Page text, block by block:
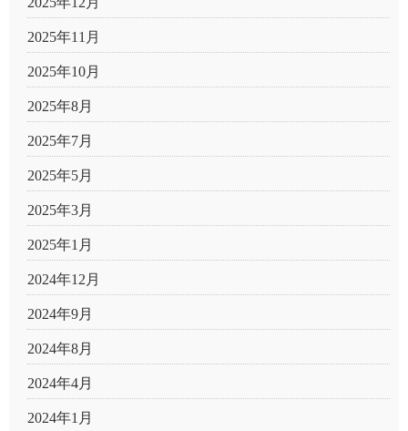
2025年11月
2025年10月
2025年8月
2025年7月
2025年5月
2025年3月
2025年1月
2024年12月
2024年9月
2024年8月
2024年4月
2024年1月